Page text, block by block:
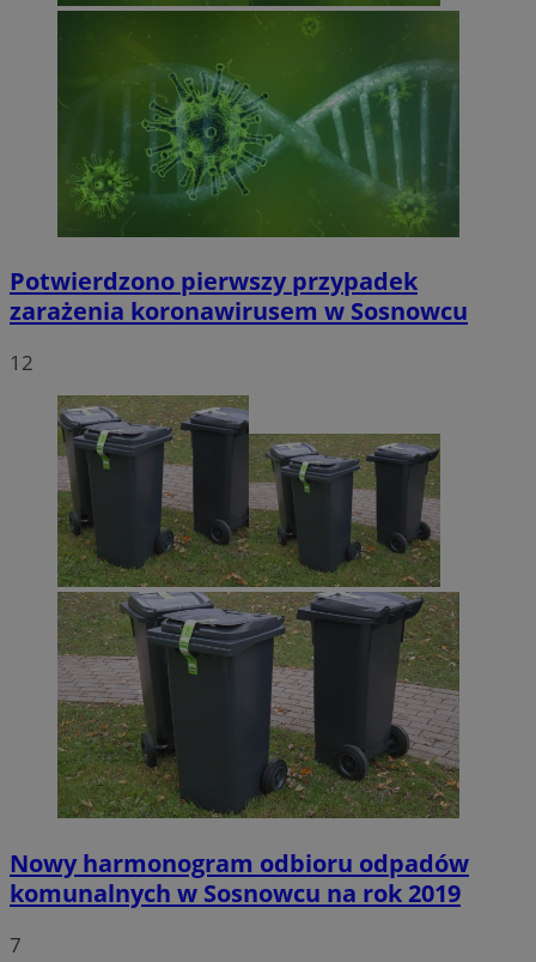
Potwierdzono pierwszy przypadek
zarażenia koronawirusem w Sosnowcu
12
Nowy harmonogram odbioru odpadów
komunalnych w Sosnowcu na rok 2019
7